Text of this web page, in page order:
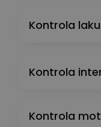
Kontrola
Kontrola
Kontrola